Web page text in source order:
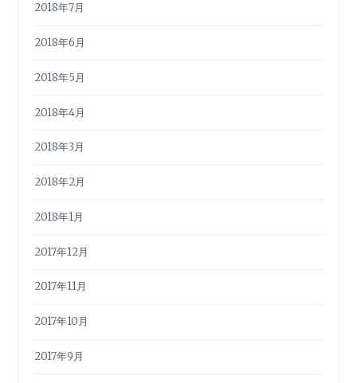
2018年7月
2018年6月
2018年5月
2018年4月
2018年3月
2018年2月
2018年1月
2017年12月
2017年11月
2017年10月
2017年9月